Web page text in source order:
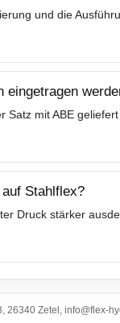
und die
eingetragen
Satz mit ABE
Stahlflex?
Druck stärker
26340 Zetel, info@flex-